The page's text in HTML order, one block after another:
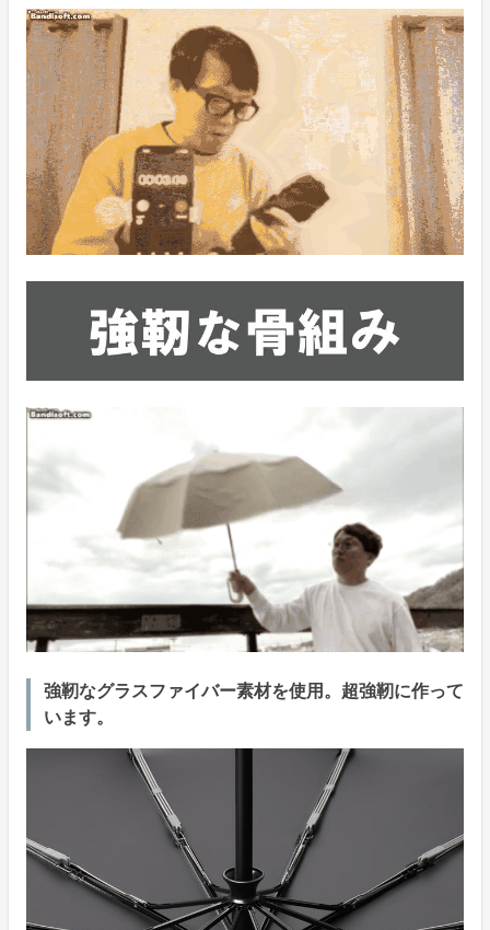
強靭なグラスファイバー素材を使用。超強靭に作って
います。